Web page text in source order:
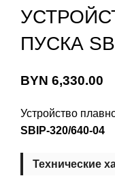
ПУСКА
BYN 6,330.00
Устройство
SBIP-320/640-04
Технические